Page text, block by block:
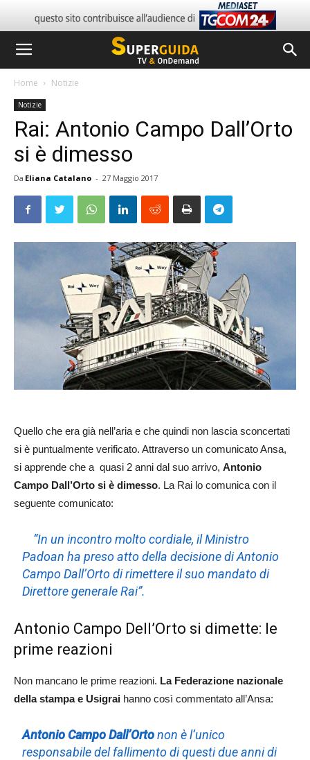
Home Notizie
Notizie
Rai: Antonio Campo Dall’Orto
si è dimesso
Da Eliana Catalano - 27 Maggio 2017
Quello che era già nell’aria e che quindi non lascia sconcertati
si è puntualmente verificato. Attraverso un comunicato Ansa,
si apprende che a quasi 2 anni dal suo arrivo, Antonio
Campo Dall’Orto si è dimesso. La Rai lo comunica con il
seguente comunicato:
“In un incontro molto cordiale, il Ministro
Padoan ha preso atto della decisione di Antonio
Campo Dall’Orto di rimettere il suo mandato di
Direttore generale Rai”.
Antonio Campo Dell’Orto si dimette: le
prime reazioni
Non mancano le prime reazioni. La Federazione nazionale
della stampa e Usigrai hanno così commentato all’Ansa:
Antonio Campo Dall’Ortonon è l’unico
responsabile del fallimento di questi due anni di